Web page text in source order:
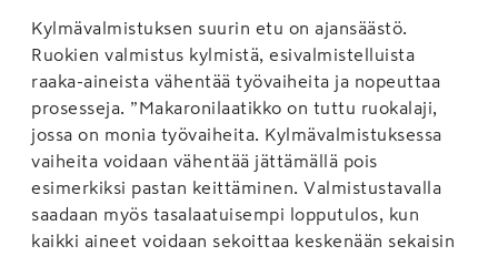
Kylmävalmistuksen suurin etu on ajansäästö.
Ruokien valmistus kylmistä, esivalmistelluista
raaka-aineista vähentää työvaiheita ja nopeuttaa
prosesseja. ”Makaronilaatikko on tuttu ruokalaji,
jossa on monia työvaiheita. Kylmävalmistuksessa
vaiheita voidaan vähentää jättämällä pois
esimerkiksi pastan keittäminen. Valmistustavalla
saadaan myös tasalaatuisempi lopputulos, kun
kaikki aineet voidaan sekoittaa keskenään sekaisin